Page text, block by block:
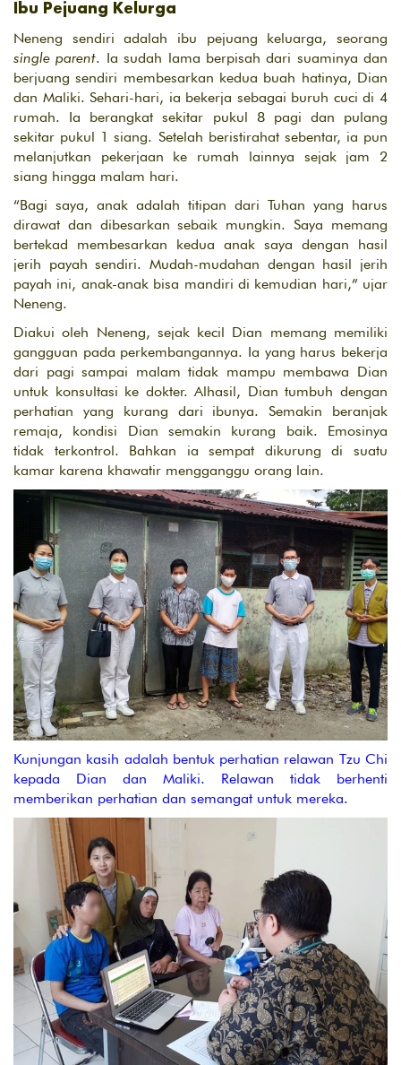
Ibu Pejuang Kelurga
Neneng sendiri adalah ibu pejuang keluarga, seorang
single parent. Ia sudah lama berpisah dari suaminya dan
berjuang sendiri membesarkan kedua buah hatinya, Dian
dan Maliki. Sehari-hari, ia bekerja sebagai buruh cuci di 4
rumah. Ia berangkat sekitar pukul 8 pagi dan pulang
sekitar pukul 1 siang. Setelah beristirahat sebentar, ia pun
melanjutkan pekerjaan ke rumah lainnya sejak jam 2
siang hingga malam hari.
“Bagi saya, anak adalah titipan dari Tuhan yang harus
dirawat dan dibesarkan sebaik mungkin. Saya memang
bertekad membesarkan kedua anak saya dengan hasil
jerih payah sendiri. Mudah-mudahan dengan hasil jerih
payah ini, anak-anak bisa mandiri di kemudian hari,” ujar
Neneng.
Diakui oleh Neneng, sejak kecil Dian memang memiliki
gangguan pada perkembangannya. Ia yang harus bekerja
dari pagi sampai malam tidak mampu membawa Dian
untuk konsultasi ke dokter. Alhasil, Dian tumbuh dengan
perhatian yang kurang dari ibunya. Semakin beranjak
remaja, kondisi Dian semakin kurang baik. Emosinya
tidak terkontrol. Bahkan ia sempat dikurung di suatu
kamar karena khawatir mengganggu orang lain.
Kunjungan kasih adalah bentuk perhatian relawan Tzu Chi
kepada Dian dan Maliki. Relawan tidak berhenti
memberikan perhatian dan semangat untuk mereka.